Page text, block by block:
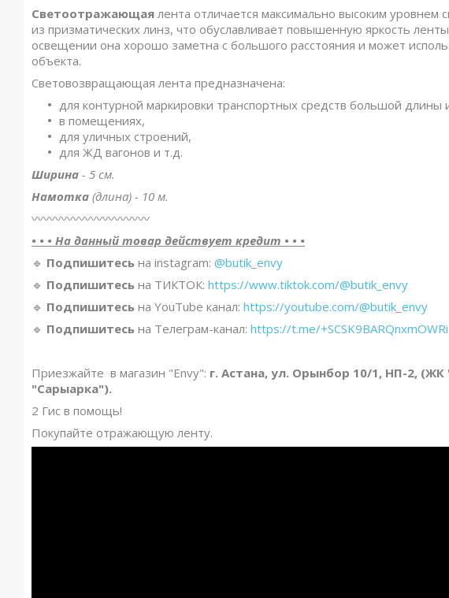
Светоотражающая лента отличается максимально высоким уровнем
из призматических линз, что обуславливает повышенную яркость
освещении она хорошо заметна с большого расстояния и может
объекта.
Световозвращающая лента предназначена:
для контурной маркировки транспортных средств большой длины
в помещениях,
для уличных строений,
для ЖД вагонов и т.д.
Ширина - 5 см.
Намотка (длина) - 10 м.
〰️〰️〰️〰️〰️〰️〰️〰️〰️〰️
• • • На данный товар действует кредит • • •
🔹️ Подпишитесь на instagram: @butik_envy
🔹️ Подпишитесь на ТИКТОК: https://www.tiktok.com/@butik_envy
🔹️ Подпишитесь на YouTube канал: https://youtube.com/@butik_envy
🔹️ Подпишитесь на Телеграм-канал: https://t.me/+SCSK9BARQnxmOWRi
Приезжайте в магазин "Envy": г. Астана, ул. Орынбор 10/1, НП-2,
"Сарыарка").
2 Гис в помощь!
Покупайте отражающую ленту.